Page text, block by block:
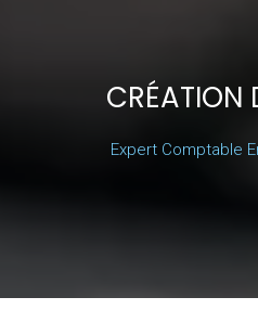
CRÉATION
Expert Comptable